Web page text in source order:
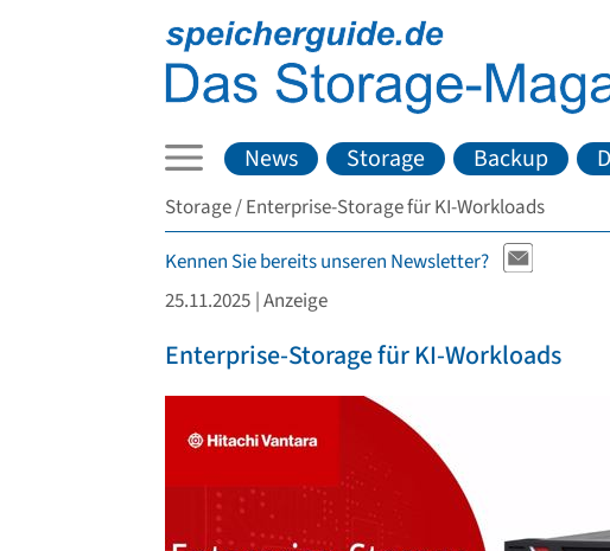
News Storage Backup
Storage Enterprise-Storage für KI-Workloads
Kennen Sie bereits unseren Newsletter?
25.11.2025 | Anzeige
Enterprise-Storage für KI-Workloads